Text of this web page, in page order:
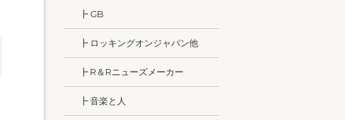
┣ GB
┣ ロッキングオンジャパン他
┣ R＆Rニューズメーカー
┣ 音楽と人